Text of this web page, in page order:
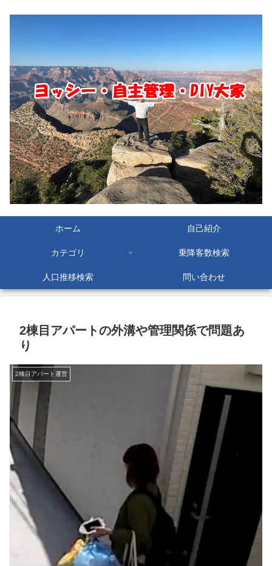
ホーム 自己紹介
カテゴリ 乗降客数検索
人口推移検索 問い合わせ
2棟目アパートの外溝や管理関係で問題あ
り
2棟目アパート運営